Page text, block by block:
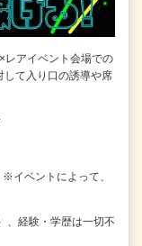
レアイベント会場での
して入り口の誘導や席
イベントによって、
、経験・学歴は一切不